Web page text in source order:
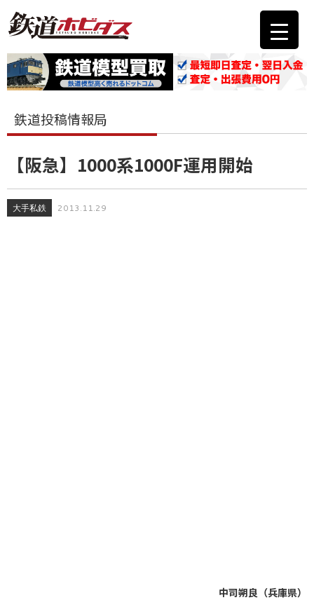
鉄道投稿情報局
【阪急】1000系1000F運用開始
大手私鉄 2013.11.29
中司朔良（兵庫県）